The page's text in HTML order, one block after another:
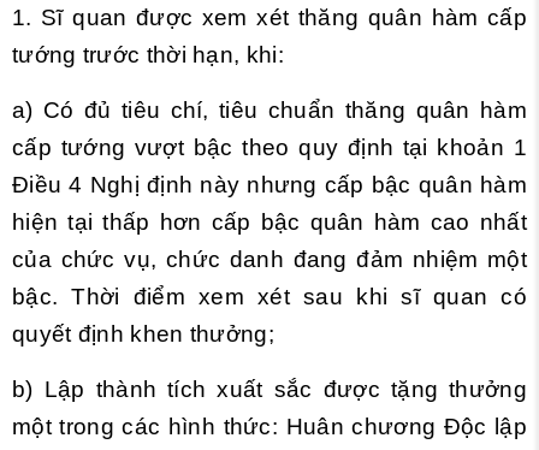
1. Sĩ quan được xem xét thăng quân hàm cấp
tướng trước thời hạn, khi:
a) Có đủ tiêu chí, tiêu chuẩn thăng quân hàm
cấp tướng vượt bậc theo quy định tại khoản 1
Điều 4 Nghị định này nhưng cấp bậc quân hàm
hiện tại thấp hơn cấp bậc quân hàm cao nhất
của chức vụ, chức danh đang đảm nhiệm một
bậc. Thời điểm xem xét sau khi sĩ quan có
quyết định khen thưởng;
b) Lập thành tích xuất sắc được tặng thưởng
một trong các hình thức: Huân chương Độc lập